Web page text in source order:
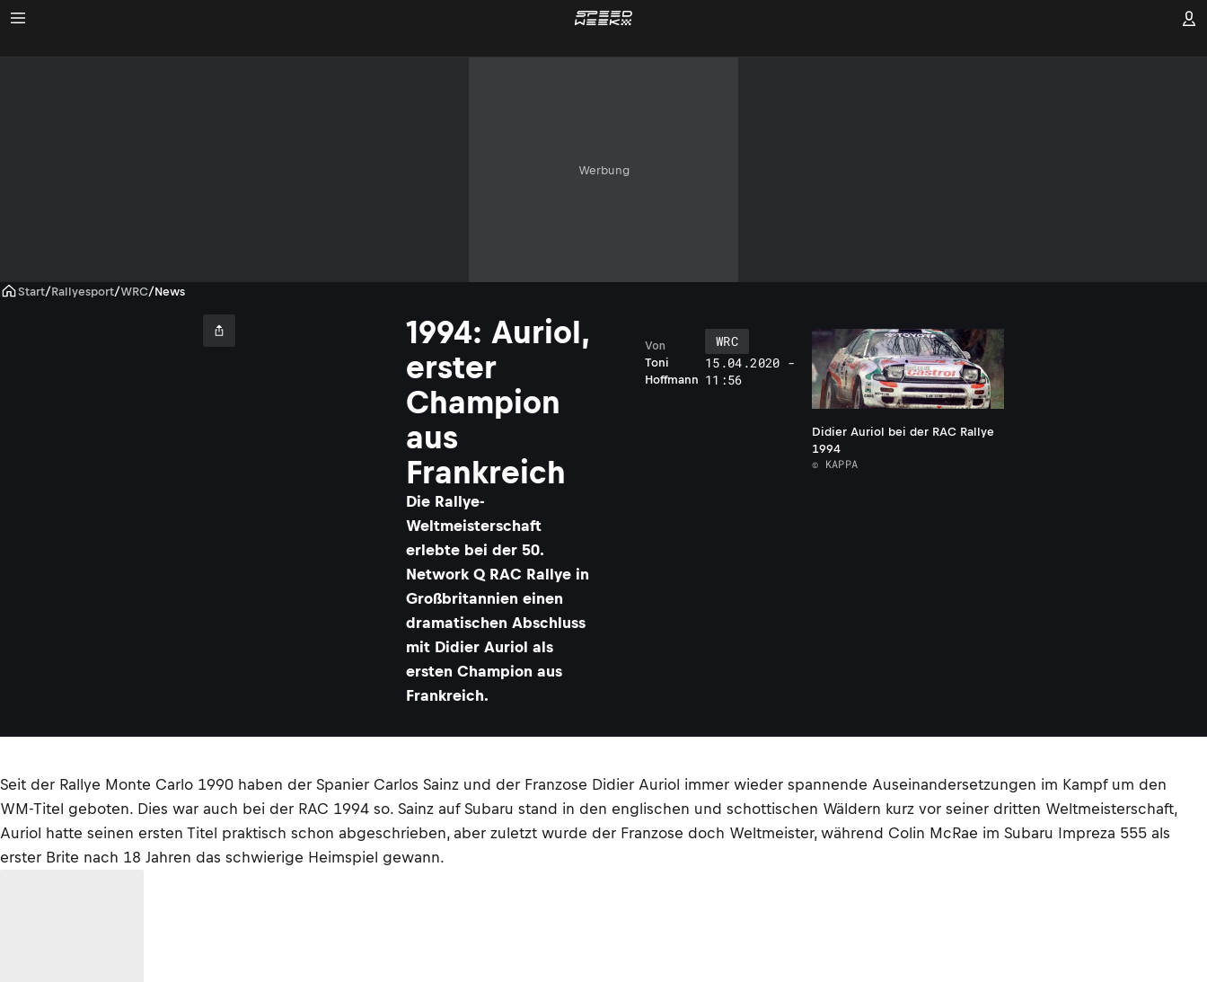
Werbung
Start/Rallyesport/WRC/News
1994: Auriol,
erster
Champion
aus
Frankreich
Die Rallye-
Weltmeisterschaft
erlebte bei der 50.
Network Q RAC Rallye in
Großbritannien einen
dramatischen Abschluss
mit Didier Auriol als
ersten Champion aus
Frankreich.
Toni
Hoffmann
Von
WRC
15.04.2020 -
11:56
Didier Auriol bei der RAC Rallye
1994
© KAPPA
Seit der Rallye Monte Carlo 1990 haben der Spanier Carlos Sainz und der Franzose Didier Auriol immer wieder spannende Auseinandersetzungen im Kampf um den
WM-Titel geboten. Dies war auch bei der RAC 1994 so. Sainz auf Subaru stand in den englischen und schottischen Wäldern kurz vor seiner dritten Weltmeisterschaft,
Auriol hatte seinen ersten Titel praktisch schon abgeschrieben, aber zuletzt wurde der Franzose doch Weltmeister, während Colin McRae im Subaru Impreza 555 als
erster Brite nach 18 Jahren das schwierige Heimspiel gewann.